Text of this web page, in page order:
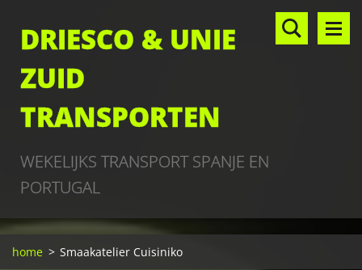
DRIESCO & UNIE
ZUID
TRANSPORTEN
WEKELIJKS TRANSPORT SPANJE EN
PORTUGAL
home > Smaakatelier Cuisiniko